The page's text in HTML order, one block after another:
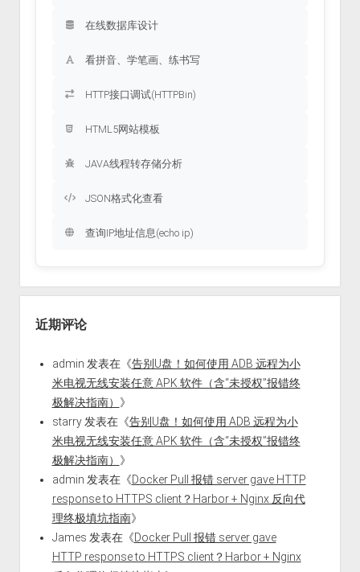
在线数据库设计
看拼音、学笔画、练书写
HTTP接口调试(HTTPBin)
HTML5网站模板
JAVA线程转存储分析
JSON格式化查看
查询IP地址信息(echo ip)
近期评论
admin 发表在《告别U盘！如何使用 ADB 远程为小
米电视无线安装任意 APK 软件（含“未授权”报错终
极解决指南） 》
starry发表在《告别U盘！如何使用 ADB 远程为小
米电视无线安装任意 APK 软件（含“未授权”报错终
极解决指南） 》
admin 发表在《Docker Pull 报错 server gave HTTP
response to HTTPS client？Harbor + Nginx 反向代
理终极填坑指南》
James 发表在《Docker Pull 报错 server gave
HTTP response to HTTPS client？Harbor + Nginx